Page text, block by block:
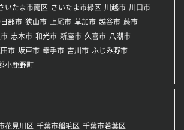
いたま市南区 さいたま市緑区 川越市 川口市
部市 狭山市 上尾市 草加市 越谷市 蕨市
志木市 和光市 新座市 久喜市 八潮市
市 坂戸市 幸手市 吉川市 ふじみ野市
小鹿野町
花見川区 千葉市稲毛区 千葉市若葉区